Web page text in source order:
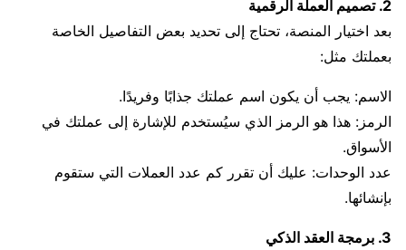
2. تصميم العملة الرقمية
بعد اختيار المنصة، تحتاج إلى تحديد بعض التفاصيل الخاصة
بعملتك مثل:
الاسم: يجب أن يكون اسم عملتك جذابًا وفريدًا.
الرمز: هذا هو الرمز الذي سيُستخدم للإشارة إلى عملتك في
الأسواق.
عدد الوحدات: عليك أن تقرر كم عدد العملات التي ستقوم
بإنشائها.
3. برمجة العقد الذكي